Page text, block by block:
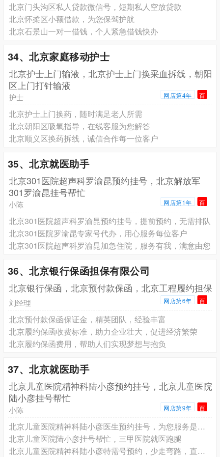
北京门头沟区私人贷款微信号，短期私人空放贷款
北京怀柔区小额借款，为您保驾护航
北京石景山一对一借钱，个人紧急借钱快办
34、北京家庭移动护士
北京护士上门输液，北京护士上门换采血拆线，朝阳
区上门打针输液
护士 网店第4年 百
北京护士上门换药，随时满足老人所需
北京朝阳区吸氧指导，在线客服为您解答
北京顺义区换药拆线，诚信合作每一位客户
35、北京就医助手
北京301医院超声科罗渝昆预约挂号，北京解放军
301罗渝昆挂号帮忙
小陈 网店第1年 百
北京301医院超声科罗渝昆预约挂号，提前预约，无需排队
北京301医院罗渝昆专家号代办，用心服务每位客户
北京301医院超声科罗渝昆加急住院，服务有我，满意由您
36、北京银行保函担保有限公司
北京银行保函，北京预付款保函，北京工程履约担保
刘经理 网店第6年 百
北京预付款保函保证金，精英团队，经验丰富
北京履约保函收费标准，助力企业壮大，促进经济繁荣
北京履约保函费用，帮助人们实现梦想与抱负
37、北京就医助手
北京儿童医院精神科陆小彦预约挂号，北京儿童医院
陆小彦挂号帮忙
小陈 网店第9年 百
北京儿童医院精神科陆小彦医生预约挂号，为您服务是我们的荣幸
北京儿童医院陆小彦挂号帮忙，三甲医院就医跑腿
北京儿童医院精神科陆小彦特需号预约，少走弯路，直接找专家